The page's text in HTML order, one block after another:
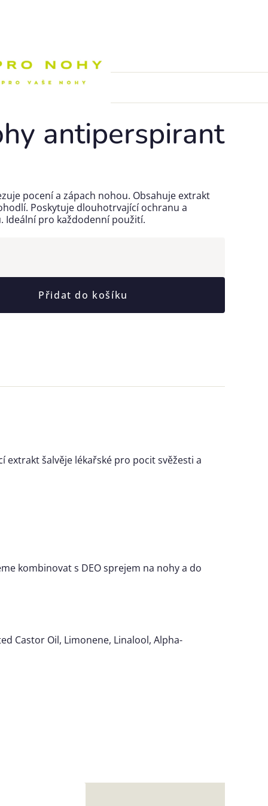
antiperspirant
Přidat do košíku
pocení a zápach nohou. Obsahuje extrakt
Poskytuje dlouhotrvající ochranu a
Ideální pro každodenní použití.
šalvěje lékařské pro pocit svěžesti a
kombinovat s DEO sprejem na nohy a do
Castor Oil, Limonene, Linalool, Alpha-